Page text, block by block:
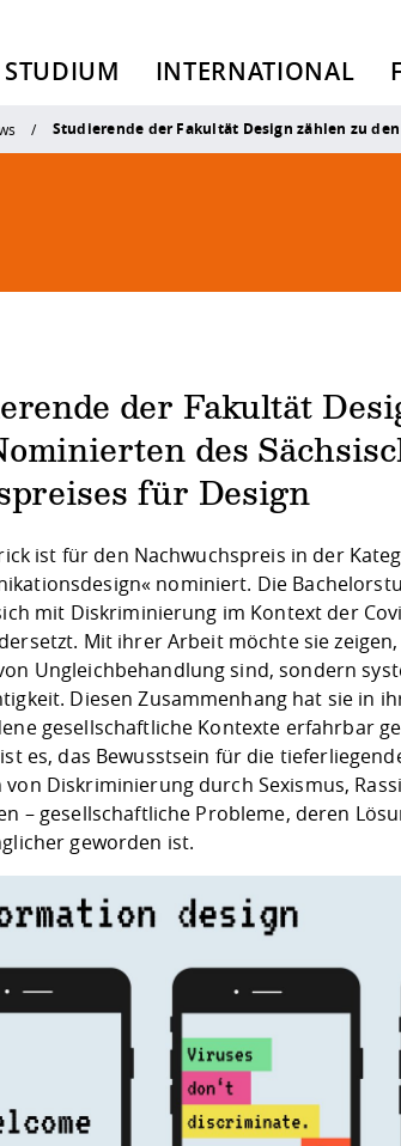
STUDIUM INTERNATIONAL
Studierende der Fakultät Design zählen zu
der Fakultät
des
für Design
ist für den Nachwuchspreis in der
nominiert. Die
mit Diskriminierung im Kontext der
Mit ihrer Arbeit möchte sie
Ungleichbehandlung sind, sondern
Diesen Zusammenhang hat sie in
gesellschaftliche Kontexte erfahrbar
es, das Bewusstsein für die
von Diskriminierung durch Sexismus,
– gesellschaftliche Probleme, deren
geworden ist.